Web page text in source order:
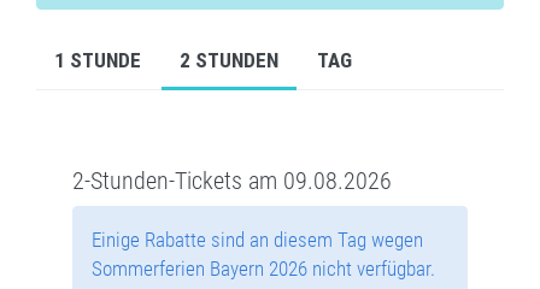
1 STUNDE 2 STUNDEN TAG
2-Stunden-Tickets am 09.08.2026
Einige Rabatte sind an diesem Tag wegen
Sommerferien Bayern 2026 nicht verfügbar.